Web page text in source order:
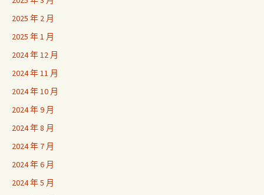
2025 年 2 月
2025 年 1 月
2024 年 12 月
2024 年 11 月
2024 年 10 月
2024 年 9 月
2024 年 8 月
2024 年 7 月
2024 年 6 月
2024 年 5 月